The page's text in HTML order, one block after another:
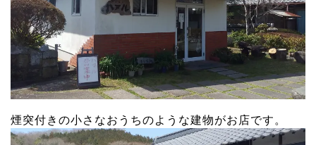
煙突付きの小さなおうちのような建物がお店です。